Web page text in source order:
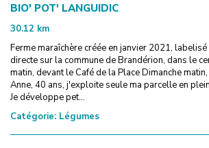
BIO' POT' LANGUIDIC
30.12 km
Ferme maraîchère créée en janvier 2021,
directe sur la commune de Brandérion, dans le
matin, devant le Café de la Place Dimanche
Anne, 40 ans, j'exploite seule ma parcelle en
Je développe pet...
Catégorie: Légumes